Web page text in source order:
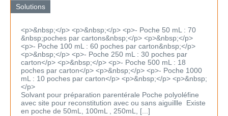
Solutions
<p>&nbsp;</p> <p>&nbsp;</p> <p>- Poche 50 mL : 70
&nbsp;poches par cartons&nbsp;</p> <p>&nbsp;</p>
<p>- Poche 100 mL : 60 poches par carton&nbsp;</p>
<p>&nbsp;</p> <p>- Poche 250 mL : 30 poches par
carton</p> <p>&nbsp;</p> <p>- Poche 500 mL : 18
poches par carton</p> <p>&nbsp;</p> <p>- Poche 1000
mL : 10 poches par carton</p> <p>&nbsp;</p> <p>&nbsp;
</p>
Solvant pour préparation parentérale Poche polyoléfine
avec site pour reconstitution avec ou sans aiguillle Existe
en poche de 50mL, 100mL , 250mL, [...]